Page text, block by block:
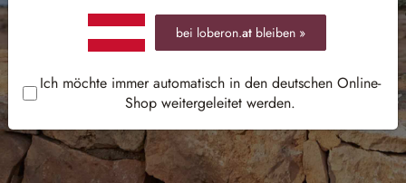
bei loberon.at bleiben »
Ich möchte immer automatisch in den deutschen Online-
Shop weitergeleitet werden.